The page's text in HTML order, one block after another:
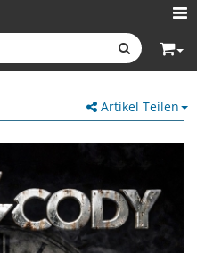
Artikel Teilen